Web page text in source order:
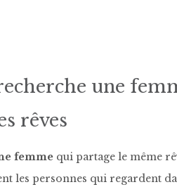
une
rêves
femme qui partage le même
les personnes qui regardent